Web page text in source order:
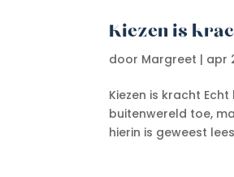
Kiezen is
door Margreet | apr
Kiezen is kracht
buitenwereld toe,
hierin is geweest